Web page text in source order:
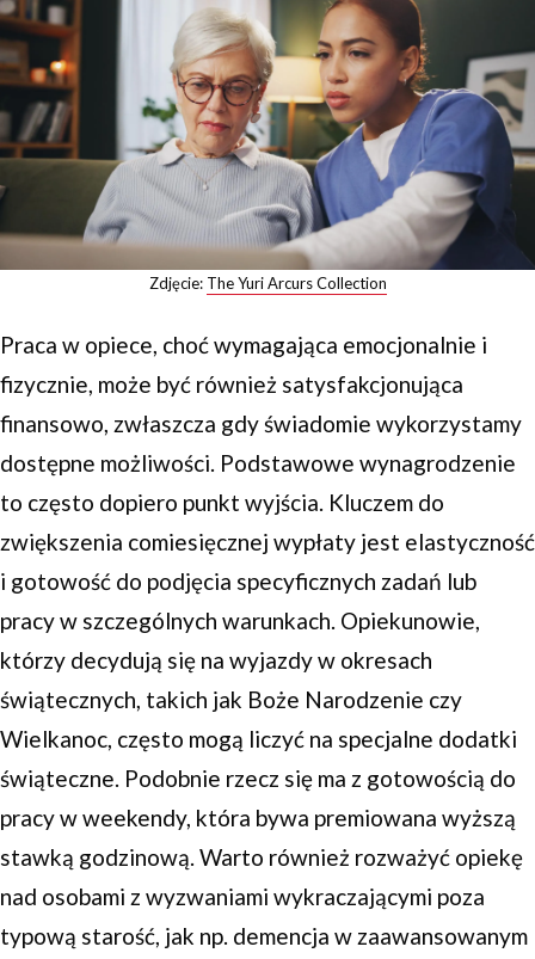
Zdjęcie: The Yuri Arcurs Collection
Praca w opiece, choć wymagająca emocjonalnie i
fizycznie, może być również satysfakcjonująca
finansowo, zwłaszcza gdy świadomie wykorzystamy
dostępne możliwości. Podstawowe wynagrodzenie
to często dopiero punkt wyjścia. Kluczem do
zwiększenia comiesięcznej wypłaty jest elastyczność
i gotowość do podjęcia specyficznych zadań lub
pracy w szczególnych warunkach. Opiekunowie,
którzy decydują się na wyjazdy w okresach
świątecznych, takich jak Boże Narodzenie czy
Wielkanoc, często mogą liczyć na specjalne dodatki
świąteczne. Podobnie rzecz się ma z gotowością do
pracy w weekendy, która bywa premiowana wyższą
stawką godzinową. Warto również rozważyć opiekę
nad osobami z wyzwaniami wykraczającymi poza
typową starość, jak np. demencja w zaawansowanym